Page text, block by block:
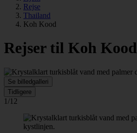
Rejse
Thailand
Koh Kood
Rejser til Koh Kood
Se billedgalleri
Tidligere
1/12